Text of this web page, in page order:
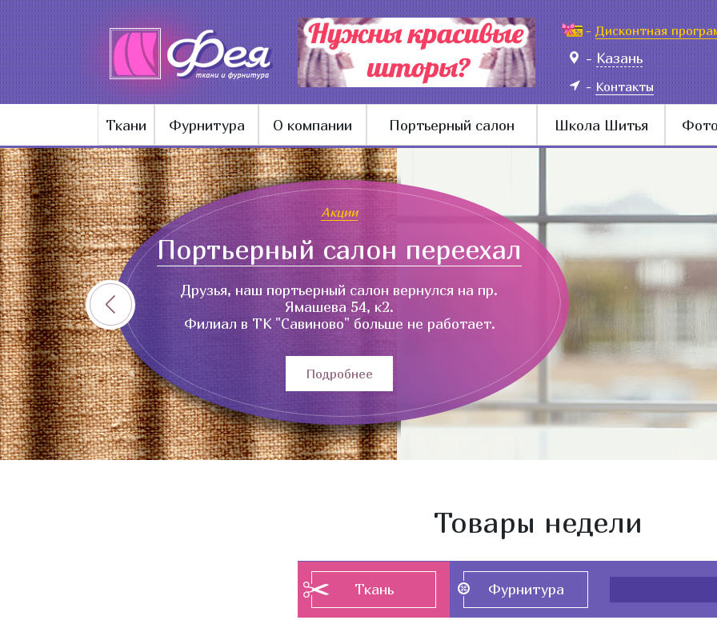
-Дисконтная
-Казань
-Контакты
Ткани Фурнитура О компании Портьерный салон Школа Шитья
Акции
Портьерный салон переехал
Друзья, наш портьерный салон вернулся на пр.
Ямашева 54, к2.
Филиал в ТК "Савиново" больше не работает.
Подробнее
Товары недели
Ткань Фурнитура